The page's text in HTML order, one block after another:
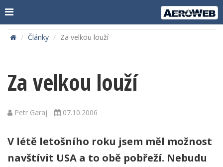
Články Za velkou louží
Za velkou louží
Petr Garaj 07.10.2006
V létě letošního roku jsem měl možnost
navštívit USA a to obě pobřeží. Nebudu